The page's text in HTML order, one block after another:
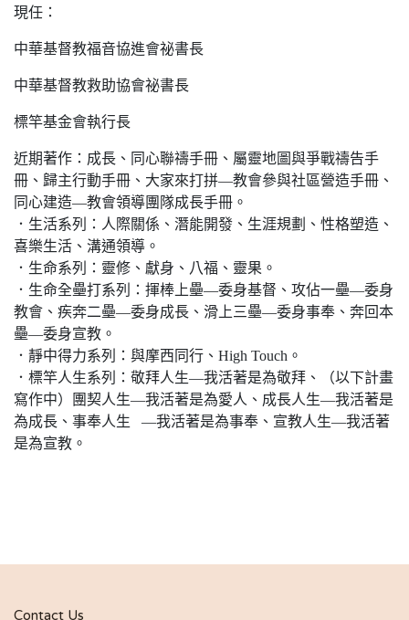
現任：
中華基督教福音協進會祕書長
中華基督教救助協會祕書長
標竿基金會執行長
近期著作：成長、同心聯禱手冊、屬靈地圖與爭戰禱告手
冊、歸主行動手冊、大家來打拼—教會參與社區營造手冊、
同心建造—教會領導團隊成長手冊。
．生活系列：人際關係、潛能開發、生涯規劃、性格塑造、
喜樂生活、溝通領導。
．生命系列：靈修、獻身、八福、靈果。
．生命全壘打系列：揮棒上壘—委身基督、攻佔一壘—委身
教會、疾奔二壘—委身成長、滑上三壘—委身事奉、奔回本
壘—委身宣教。
．靜中得力系列：與摩西同行、High Touch。
．標竿人生系列：敬拜人生—我活著是為敬拜、（以下計畫
寫作中）團契人生—我活著是為愛人、成長人生—我活著是
為成長、事奉人生 —我活著是為事奉、宣教人生—我活著
是為宣教。
Contact Us